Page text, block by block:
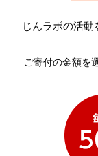
じんラボの活
ご寄付の金額を